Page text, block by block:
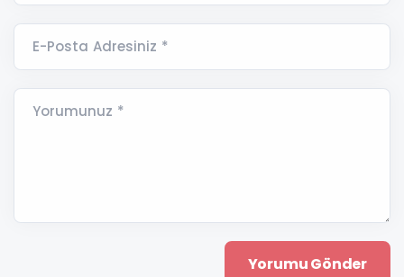
E-Posta Adresiniz *
Yorumunuz *